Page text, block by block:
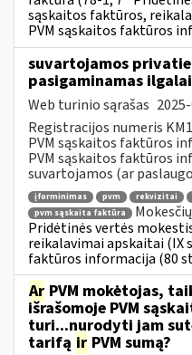
sąskaitos faktūros,
PVM sąskaitos faktūros
suvartojamos
pasigaminamas
Web turinio sąrašas
Registracijos numeris
PVM sąskaitos faktūros
PVM sąskaitos faktūros
suvartojamos (ar
įforminimas pvm rekvizitai
pvm sąskaita faktūra
Pridėtinės vertės
reikalavimai apskaitai (IX
faktūros informacija (80
Ar PVM mokėtojas,
išrašomoje PVM
turi...nurodyti jam
tarifą ir PVM sumą?